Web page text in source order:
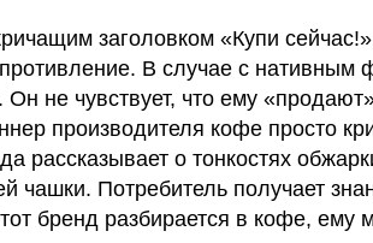
заголовком «Купи
В случае с нативным
не чувствует, что ему
производителя кофе просто
рассказывает о тонкостях
чашки. Потребитель получает
бренд разбирается в кофе, ему